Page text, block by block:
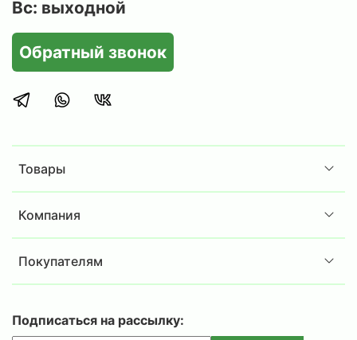
Товары
Компания
Покупателям
Вс: выходной
Обратный звонок
Подписаться на рассылку: